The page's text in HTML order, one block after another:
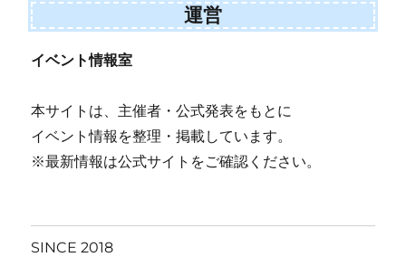
運営
イベント情報室
本サイトは、主催者・公式発表をもとに
イベント情報を整理・掲載しています。
※最新情報は公式サイトをご確認ください。
SINCE 2018